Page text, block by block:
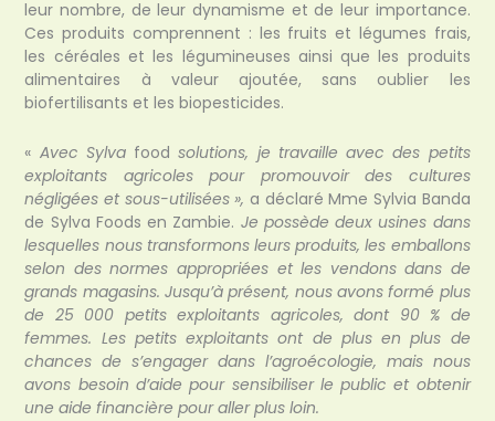
leur nombre, de leur dynamisme et de leur importance.
Ces produits comprennent : les fruits et légumes frais,
les céréales et les légumineuses ainsi que les produits
alimentaires à valeur ajoutée, sans oublier les
biofertilisants et les biopesticides.
« Avec Sylvafoodsolutions, je travaille avec des petits
exploitants agricoles pour promouvoir des cultures
négligées et sous-utilisées », a déclaré Mme Sylvia Banda
de Sylva Foods en Zambie. Je possède deux usines dans
lesquelles nous transformons leurs produits, les emballons
selon des normes appropriées et les vendons dans de
grands magasins. Jusqu’à présent, nous avons formé plus
de 25 000 petits exploitants agricoles, dont 90 % de
femmes. Les petits exploitants ont de plus en plus de
chances de s’engager dans l’agroécologie, mais nous
avons besoin d’aide pour sensibiliser le public et obtenir
une aide financière pour aller plus loin.